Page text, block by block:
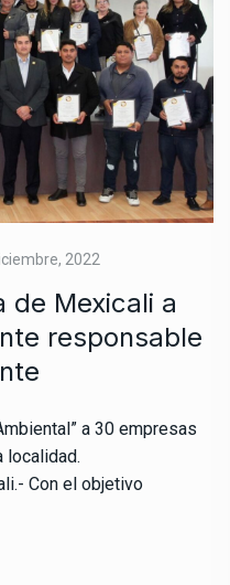
2022
de Mexicali a
responsable
a 30 empresas
localidad.
Con el objetivo